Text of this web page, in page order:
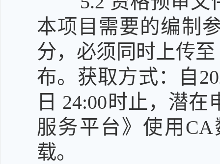
本项目需要的编制
分，必须同时上传
布。获取方式：自
日 24:00时止，潜
服务平台》使用
载。